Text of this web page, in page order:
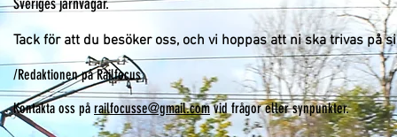
Tack för att du besöker oss, och vi hoppas att ni ska trivas på
/Redaktionen på Railfocus
Kontakta oss på railfocusse@gmail.comvid frågor eller synpunkter.